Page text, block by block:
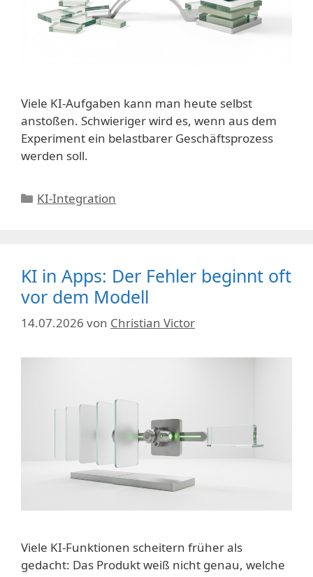
Viele KI-Aufgaben kann man heute selbst
anstoßen. Schwieriger wird es, wenn aus dem
Experiment ein belastbarer Geschäftsprozess
werden soll.
Kategorien
KI-Integration
KI in Apps: Der Fehler beginnt oft
vor dem Modell
14.07.2026 von Christian Victor
Viele KI-Funktionen scheitern früher als
gedacht: Das Produkt weiß nicht genau, welche